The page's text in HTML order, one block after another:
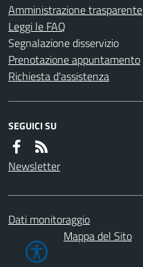
Amministrazione trasparente
Leggi le FAQ
Segnalazione disservizio
Prenotazione appuntamento
Richiesta d'assistenza
SEGUICI SU
Newsletter
Dati monitoraggio
Mappa del Sito